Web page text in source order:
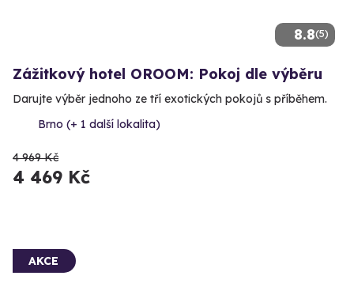
8.8(5)
Zážitkový hotel OROOM: Pokoj dle výběru
Darujte výběr jednoho ze tří exotických pokojů s příběhem.
Brno (+ 1 další lokalita)
4 969 Kč
4 469 Kč
AKCE